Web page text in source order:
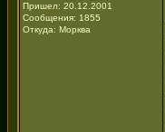
Пришел: 20.12.2001
Сообщения: 1855
Откуда: Морква